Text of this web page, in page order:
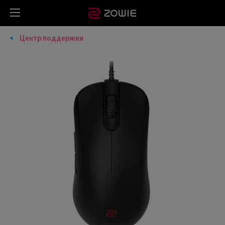
Центр поддержки